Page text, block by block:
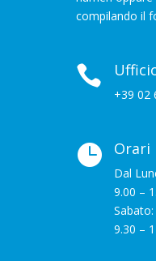
compilando il

+39 02
 Orari
Dal
9.00 –
Sabato:
9.30 –